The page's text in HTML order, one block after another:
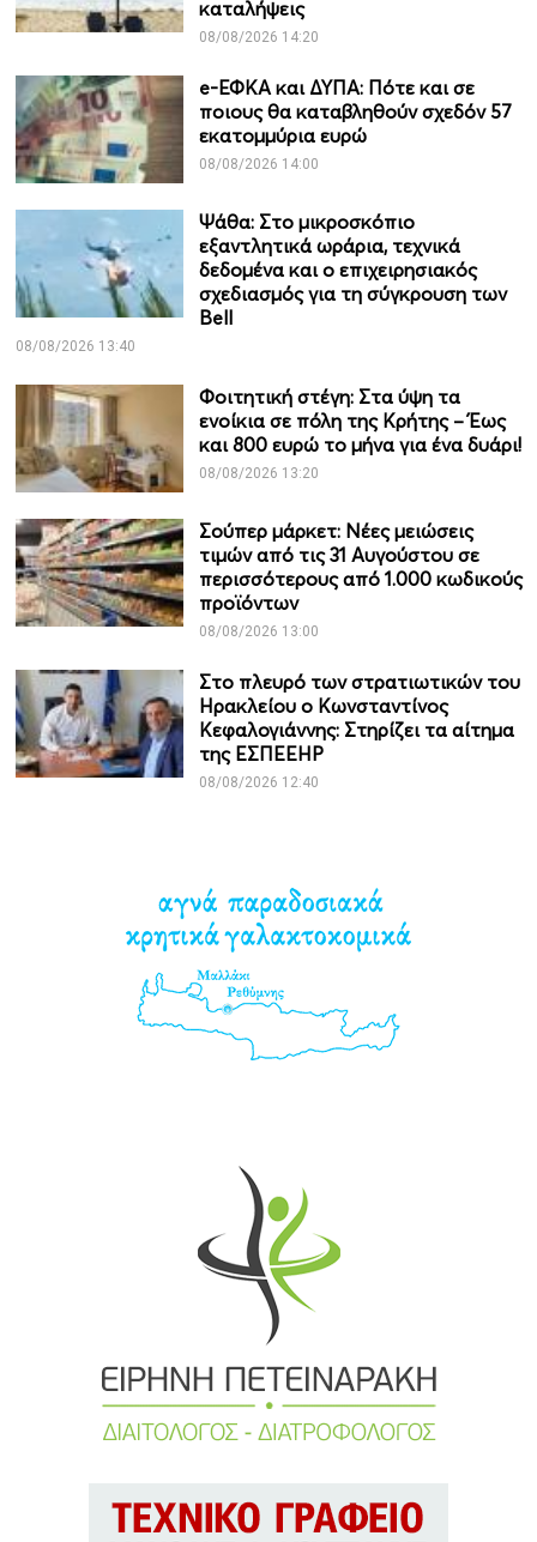
καταλήψεις
08/08/2026 14:20
e-ΕΦΚΑ και ΔΥΠΑ: Πότε και σε
ποιους θα καταβληθούν σχεδόν 57
εκατομμύρια ευρώ
08/08/2026 14:00
Ψάθα: Στο μικροσκόπιο
εξαντλητικά ωράρια, τεχνικά
δεδομένα και ο επιχειρησιακός
σχεδιασμός για τη σύγκρουση των
Bell
08/08/2026 13:40
Φοιτητική στέγη: Στα ύψη τα
ενοίκια σε πόλη της Κρήτης – Έως
και 800 ευρώ το μήνα για ένα δυάρι!
08/08/2026 13:20
Σούπερ μάρκετ: Νέες μειώσεις
τιμών από τις 31 Αυγούστου σε
περισσότερους από 1.000 κωδικούς
προϊόντων
08/08/2026 13:00
Στο πλευρό των στρατιωτικών του
Ηρακλείου ο Κωνσταντίνος
Κεφαλογιάννης: Στηρίζει τα αίτημα
της ΕΣΠΕΕΗΡ
08/08/2026 12:40